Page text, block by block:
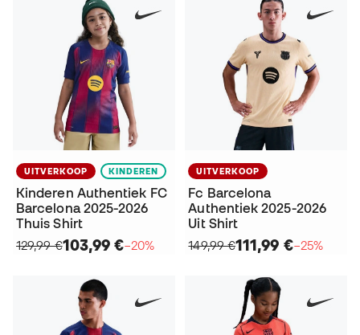
UITVERKOOP KINDEREN
Kinderen Authentiek FC
Barcelona 2025-2026
Thuis Shirt
129,99 €103,99 €−20%
UITVERKOOP
Fc Barcelona
Authentiek 2025-2026
Uit Shirt
149,99 €111,99 €−25%